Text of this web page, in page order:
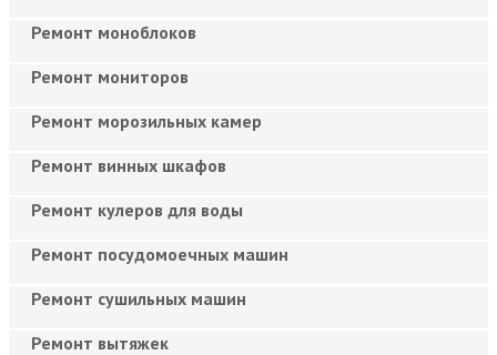
Ремонт моноблоков
Ремонт мониторов
Ремонт морозильных камер
Ремонт винных шкафов
Ремонт кулеров для воды
Ремонт посудомоечных машин
Ремонт сушильных машин
Ремонт вытяжек